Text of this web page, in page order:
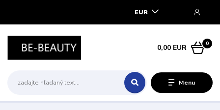
Menu
EUR
0
0,00 EUR